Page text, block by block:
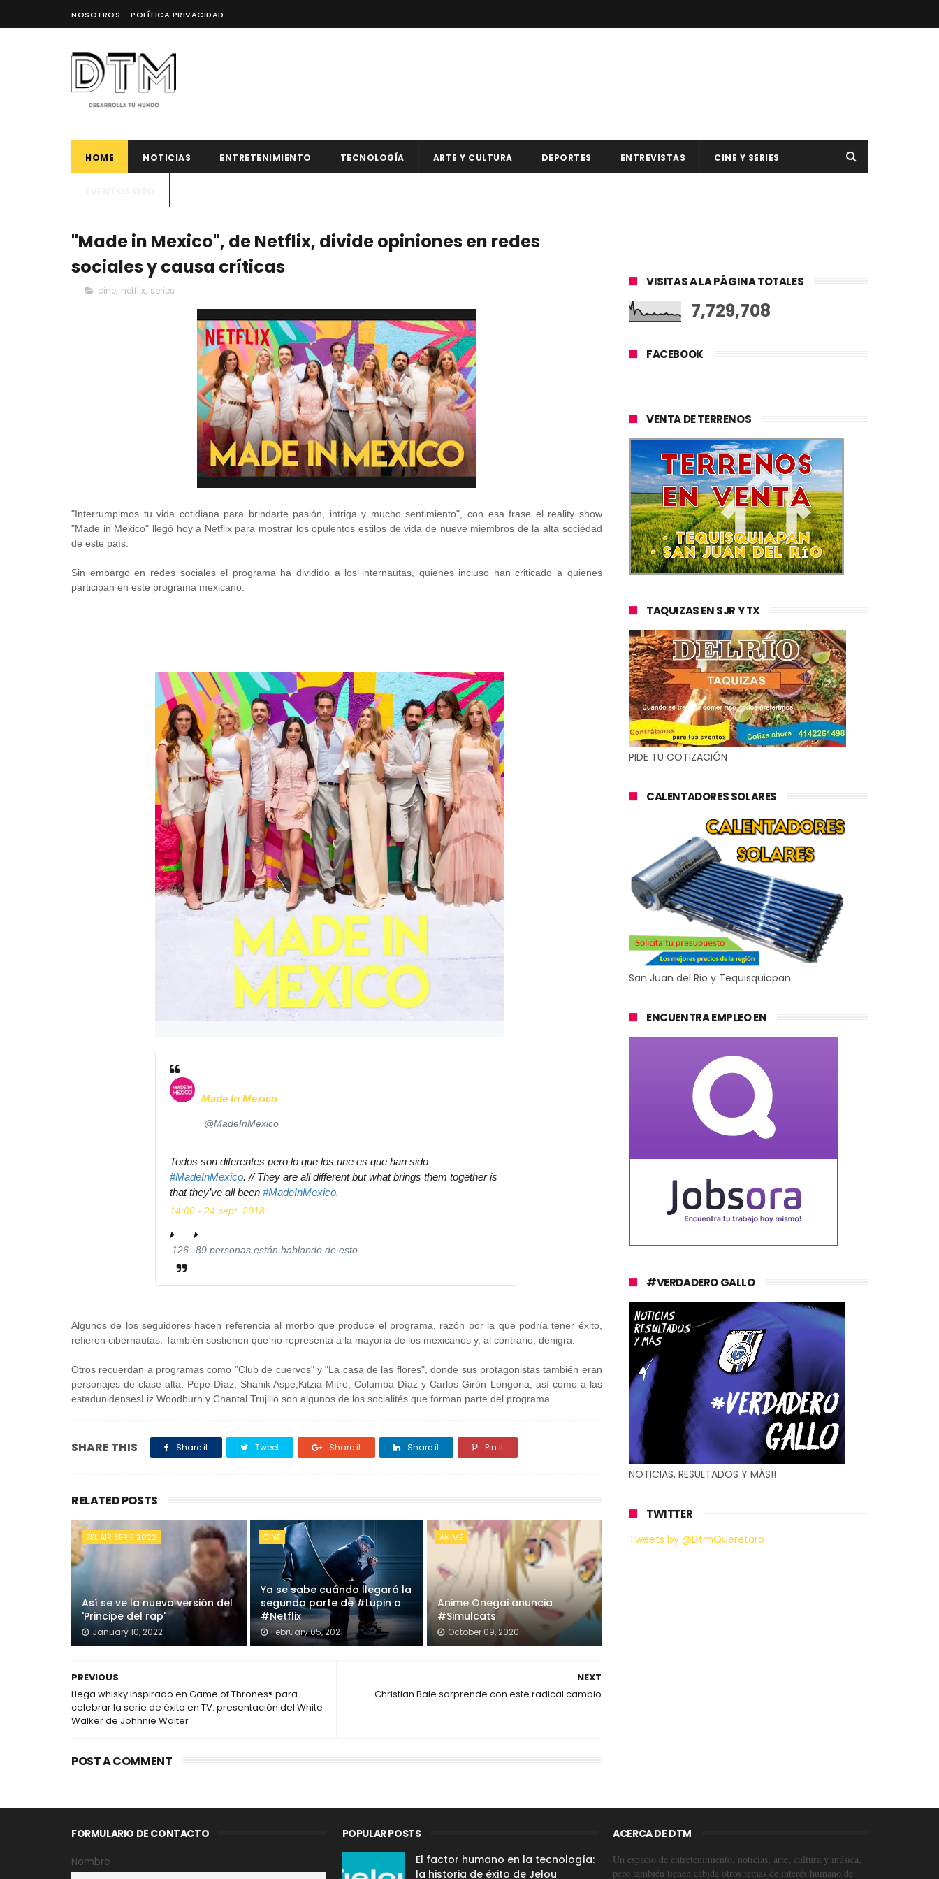
NOSOTROS POLÍTICA PRIVACIDAD
HOME NOTICIAS ENTRETENIMIENTO TECNOLOGÍA ARTE Y CULTURA DEPORTES ENTREVISTAS CINE Y SERIES
"Made in Mexico", de Netflix, divide opiniones en redes
sociales y causa críticas
cine, netflix, series
"Interrumpimos tu vida cotidiana para brindarte pasión, intriga y mucho sentimiento", con esa frase el reality show
"Made in Mexico" llegó hoy a Netflix para mostrar los opulentos estilos de vida de nueve miembros de la alta sociedad
de este país.
Sin embargo en redes sociales el programa ha dividido a los internautas, quienes incluso han criticado a quienes
participan en este programa mexicano.
Made In Mexico
✔
@MadeInMexico
Todos son diferentes pero lo que los une es que han sido
#MadeInMexico. // They are all different but what brings them together is
that they’ve all been #MadeInMexico.
14:00 - 24 sept. 2018
126 89 personas están hablando de esto
Algunos de los seguidores hacen referencia al morbo que produce el programa, razón por la que podría tener éxito,
refieren cibernautas. También sostienen que no representa a la mayoría de los mexicanos y, al contrario, denigra.
Otros recuerdan a programas como "Club de cuervos" y "La casa de las flores", donde sus protagonistas también eran
personajes de clase alta. Pepe Díaz, Shanik Aspe,Kitzia Mitre, Columba Díaz y Carlos Girón Longoria, así como a las
estadunidensesLiz Woodburn y Chantal Trujillo son algunos de los socialités que forman parte del programa.
SHARE THIS Share it Tweet Share it Share it Pin it
RELATED POSTS
BEL AIR SERIE 2022
Así se ve la nueva versión del
'Principe del rap'
January 10, 2022
CINE
Ya se sabe cuándo llegará la
segunda parte de #Lupin a
#Netflix
February 05, 2021
ANIME
Anime Onegai anuncia
#Simulcats
October 09, 2020
NEXT
Christian Bale sorprende con este radical cambio
PREVIOUS
Llega whisky inspirado en Game of Thrones® para
celebrar la serie de éxito en TV: presentación del White
Walker de Johnnie Walter
POST A COMMENT
VISITAS A LA PÁGINA TOTALES
7,729,708
FACEBOOK
VENTA DE TERRENOS
TAQUIZAS EN SJR Y TX
PIDE TU COTIZACIÓN
CALENTADORES SOLARES
San Juan del Rio y Tequisquiapan
ENCUENTRA EMPLEO EN
#VERDADERO GALLO
NOTICIAS, RESULTADOS Y MÁS!!
TWITTER
Tweets by @DtmQueretaro
FORMULARIO DE CONTACTO
Nombre
POPULAR POSTS
El factor humano en la tecnología:
la historia de éxito de Jelou
ACERCA DE DTM
Un espacio de entretenimiento, noticias, arte, cultura y música,
pero también tienen cabida otros temas de interés humano de